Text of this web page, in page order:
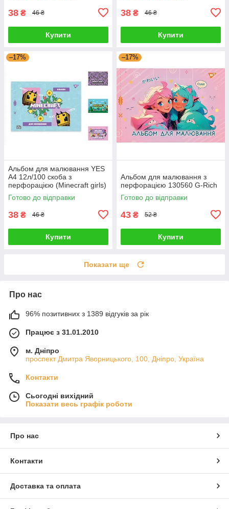
38 ₴ 46 ₴
Купити
38 ₴ 46 ₴
Купити
–17%
Альбом для малювання YES
А4 12л/100 скоба з
перфорацією (Minecraft girls)
130598 G-Rich
Готово до відправки
38 ₴ 46 ₴
Купити
–17%
Альбом для малювання з
перфорацією 130560 G-Rich
Готово до відправки
43 ₴ 52 ₴
Купити
Показати ще
Про нас
96% позитивних з 1389 відгуків за рік
Працює з 31.01.2010
м. Дніпро
проспект Дмитра Яворницького, 100, Дніпро, Україна
Контакти
Сьогодні вихідний
Показати весь графік роботи
Про нас
Контакти
Доставка та оплата